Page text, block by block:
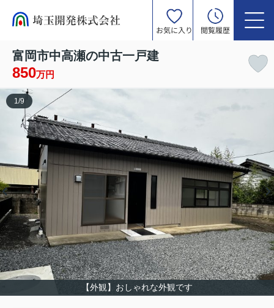
お気に入り 閲覧履歴
富岡市中高瀬の中古一戸建
850万円
【外観】おしゃれな外観です
1 /9